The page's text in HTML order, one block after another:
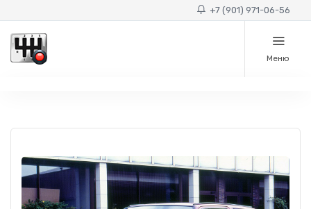
+7 (901) 971-06-56
Меню